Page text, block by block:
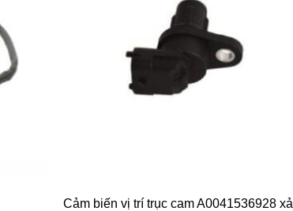
Cảm biến vị trí trục cam A0041536928 xả